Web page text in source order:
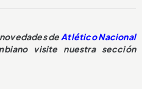
deAtlético Nacional
visite nuestra sección